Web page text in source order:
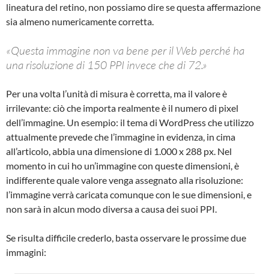
lineatura del retino, non possiamo dire se questa affermazione
sia almeno numericamente corretta.
«Questa immagine non va bene per il Web perché ha
una risoluzione di 150 PPI invece che di 72.»
Per una volta l’unità di misura è corretta, ma il valore è
irrilevante: ciò che importa realmente è il numero di pixel
dell’immagine. Un esempio: il tema di WordPress che utilizzo
attualmente prevede che l’immagine in evidenza, in cima
all’articolo, abbia una dimensione di 1.000 x 288 px. Nel
momento in cui ho un’immagine con queste dimensioni, è
indifferente quale valore venga assegnato alla risoluzione:
l’immagine verrà caricata comunque con le sue dimensioni, e
non sarà in alcun modo diversa a causa dei suoi PPI.
Se risulta difficile crederlo, basta osservare le prossime due
immagini: